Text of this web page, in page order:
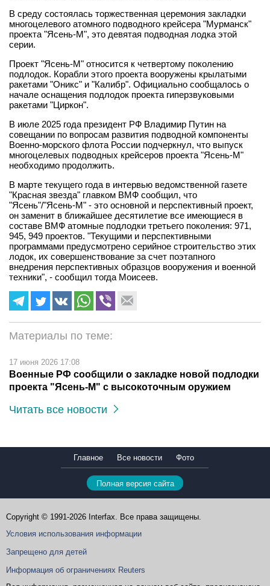
В среду состоялась торжественная церемония закладки
многоцелевого атомного подводного крейсера "Мурманск"
проекта "Ясень-М", это девятая подводная лодка этой
серии.
Проект "Ясень-М" относится к четвертому поколению
подлодок. Корабли этого проекта вооружены крылатыми
ракетами "Оникс" и "Калибр". Официально сообщалось о
начале оснащения подлодок проекта гиперзвуковыми
ракетами "Циркон".
В июле 2025 года президент РФ Владимир Путин на
совещании по вопросам развития подводной компоненты
Военно-морского флота России подчеркнул, что выпуск
многоцелевых подводных крейсеров проекта "Ясень-М"
необходимо продолжить.
В марте текущего года в интервью ведомственной газете
"Красная звезда" главком ВМФ сообщил, что
"Ясень"/"Ясень-М" - это основной и перспективный проект,
он заменит в ближайшее десятилетие все имеющиеся в
составе ВМФ атомные подлодки третьего поколения: 971,
945, 949 проектов. "Текущими и перспективными
программами предусмотрено серийное строительство этих
лодок, их совершенствование за счет поэтапного
внедрения перспективных образцов вооружения и военной
техники", - сообщил тогда Моисеев.
Материалы по теме:
17 июня 2026 17:08
Военные РФ сообщили о закладке новой подлодки
проекта "Ясень-М" с высокоточным оружием
Читать все новости
Главное Все новости Фото
Полная версия сайта
Copyright © 1991-2026 Interfax. Все права защищены.
Условия использования информации
Запрещено для детей
Информация об ограничениях Reuters